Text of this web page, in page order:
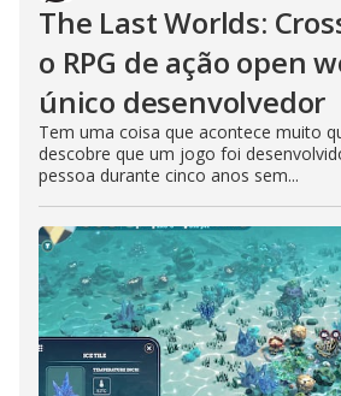
The Last Worlds:
o RPG de ação open
único desenvolvedor
Tem uma coisa que acontece muito
descobre que um jogo foi
pessoa durante cinco anos sem...